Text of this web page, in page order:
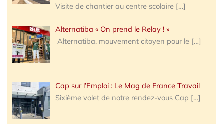
Visite de chantier au centre scolaire […]
Alternatiba « On prend le Relay ! »
Alternatiba, mouvement citoyen pour le […]
Cap sur l’Emploi : Le Mag de France Travail
Sixième volet de notre rendez-vous Cap […]